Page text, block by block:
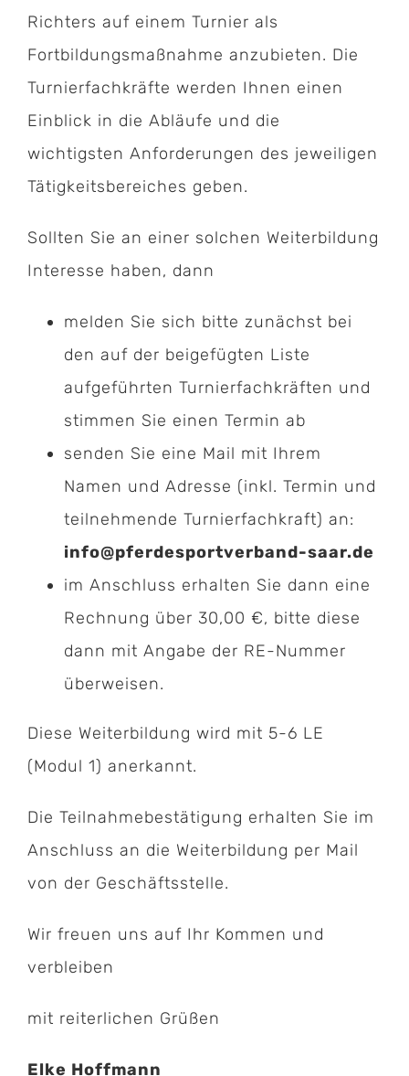
Richters auf einem Turnier als
Fortbildungsmaßnahme anzubieten. Die
Turnierfachkräfte werden Ihnen einen
Einblick in die Abläufe und die
wichtigsten Anforderungen des jeweiligen
Tätigkeitsbereiches geben.
Sollten Sie an einer solchen Weiterbildung
Interesse haben, dann
melden Sie sich bitte zunächst bei
den auf der beigefügten Liste
aufgeführten Turnierfachkräften und
stimmen Sie einen Termin ab
senden Sie eine Mail mit Ihrem
Namen und Adresse (inkl. Termin und
teilnehmende Turnierfachkraft) an:
info@pferdesportverband-saar.de
im Anschluss erhalten Sie dann eine
Rechnung über 30,00 €, bitte diese
dann mit Angabe der RE-Nummer
überweisen.
Diese Weiterbildung wird mit 5-6 LE
(Modul 1) anerkannt.
Die Teilnahmebestätigung erhalten Sie im
Anschluss an die Weiterbildung per Mail
von der Geschäftsstelle.
Wir freuen uns auf Ihr Kommen und
verbleiben
mit reiterlichen Grüßen
Elke Hoffmann